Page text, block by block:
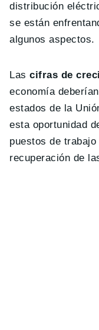
distribución
se están
algunos aspectos.
Las cifras de
economía
estados de la
esta oportunidad
puestos de
recuperación de